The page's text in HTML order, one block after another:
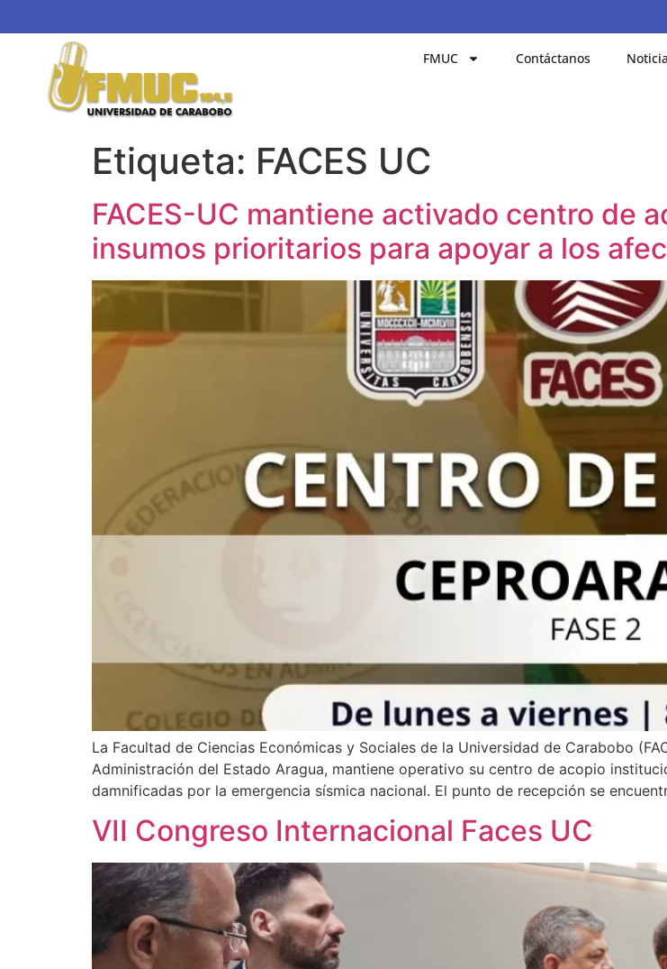
FMUC Contáctanos
Etiqueta: FACES UC
FACES-UC mantiene activado centro de
insumos prioritarios para apoyar a los
La Facultad de Ciencias Económicas y Sociales de la Universidad de Carabobo
Administración del Estado Aragua, mantiene operativo su centro de acopio
damnificadas por la emergencia sísmica nacional. El punto de recepción se
VII Congreso Internacional Faces UC